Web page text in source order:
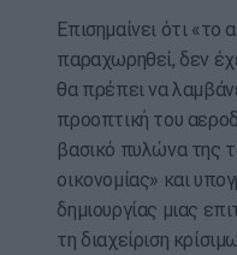
Επισημαίνει ότι
παραχωρηθεί, δεν
θα πρέπει να
προοπτική του
βασικό πυλώνα της
οικονομίας» και
δημιουργίας μιας
τη διαχείριση